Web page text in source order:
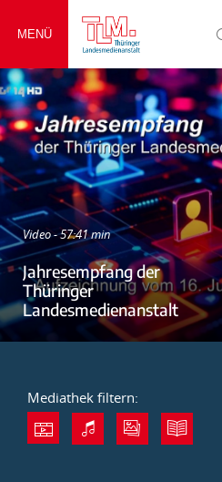
MENÜ
Video - 57:41 min
Jahresempfang der
Thüringer
Landesmedienanstalt
Mediathek filtern: